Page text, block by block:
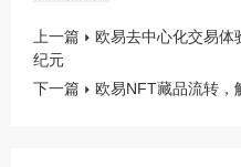
上一篇
欧易去中心化交易体
纪元
下一篇
欧易NFT藏品流转，